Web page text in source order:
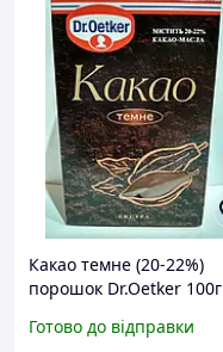
Какао темне (20-22%)
порошок Dr.Oetker 100г
Готово до відправки